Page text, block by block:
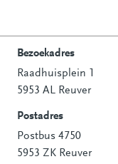
Bezoekadres
Raadhuisplein 1
5953 AL Reuver
Postadres
Postbus 4750
5953 ZK Reuver